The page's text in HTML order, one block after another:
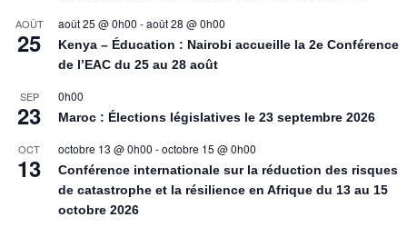
AOÛT
25
août 25 @ 0h00 -août 28 @ 0h00
Kenya – Éducation : Nairobi accueille la 2e Conférence
de l’EAC du 25 au 28 août
SEP
23
0h00
Maroc : Élections législatives le 23 septembre 2026
OCT
13
octobre 13 @ 0h00 -octobre 15 @ 0h00
Conférence internationale sur la réduction des risques
de catastrophe et la résilience en Afrique du 13 au 15
octobre 2026